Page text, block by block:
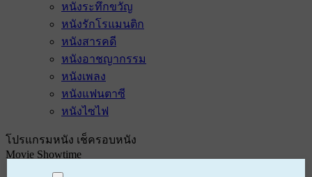
หนังระทึกขวัญ
หนังรักโรแมนติก
หนังสารคดี
หนังอาชญากรรม
หนังเพลง
หนังแฟนตาซี
หนังไซไฟ
โปรแกรมหนัง เช็ครอบหนัง
Movie Showtime